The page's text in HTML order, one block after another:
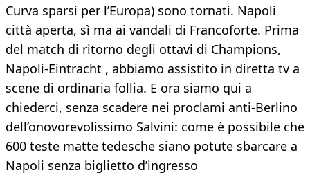
Curva sparsi per l’Europa) sono tornati. Napoli
città aperta, sì ma ai vandali di Francoforte. Prima
del match di ritorno degli ottavi di Champions,
Napoli-Eintracht , abbiamo assistito in diretta tv a
scene di ordinaria follia. E ora siamo qui a
chiederci, senza scadere nei proclami anti-Berlino
dell’onovorevolissimo Salvini: come è possibile che
600 teste matte tedesche siano potute sbarcare a
Napoli senza biglietto d’ingresso